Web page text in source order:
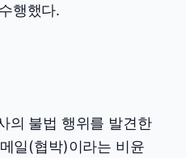
행했다.
의 불법 행위를 발견한
일(협박)이라는 비윤